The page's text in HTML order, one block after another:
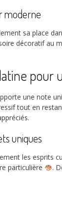
moderne
sa place
décoratif au
pour
une note
tout en
uniques
les esprits
particulière
.